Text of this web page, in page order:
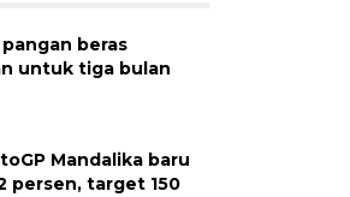
beras
untuk tiga bulan
Mandalika baru
persen, target 150